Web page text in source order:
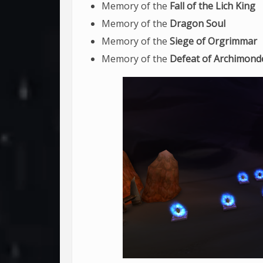
Memory of the Fall of the Lich King
Memory of the Dragon Soul
Memory of the Siege of Orgrimmar
Memory of the Defeat of